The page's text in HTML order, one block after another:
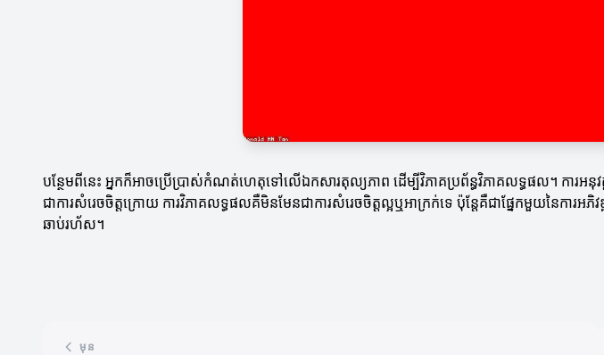
បន្ថែមពីនេះ អ្នកក៏អាចប្រើប្រាស់កំណត់ហេតុទៅលើឯកសារតុល្យភាព ដើម្បីវិភាគប្រព័ន្ធវិភាគលទ្ធផល។ កា
ជាការសំរេចចិត្តក្រោយ ការវិភាគលទ្ធផលគឺមិនមែនជាការសំរេចចិត្តល្អឬអាក្រក់ទេ ប៉ុន្តែគឺជាផ្នែកមួយនៃការអ
ឆាប់រហ័ស។
មុន